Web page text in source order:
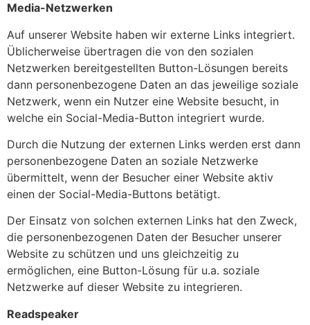
Media-Netzwerken
Auf unserer Website haben wir externe Links integriert.
Üblicherweise übertragen die von den sozialen
Netzwerken bereitgestellten Button-Lösungen bereits
dann personenbezogene Daten an das jeweilige soziale
Netzwerk, wenn ein Nutzer eine Website besucht, in
welche ein Social-Media-Button integriert wurde.
Durch die Nutzung der externen Links werden erst dann
personenbezogene Daten an soziale Netzwerke
übermittelt, wenn der Besucher einer Website aktiv
einen der Social-Media-Buttons betätigt.
Der Einsatz von solchen externen Links hat den Zweck,
die personenbezogenen Daten der Besucher unserer
Website zu schützen und uns gleichzeitig zu
ermöglichen, eine Button-Lösung für u.a. soziale
Netzwerke auf dieser Website zu integrieren.
Readspeaker